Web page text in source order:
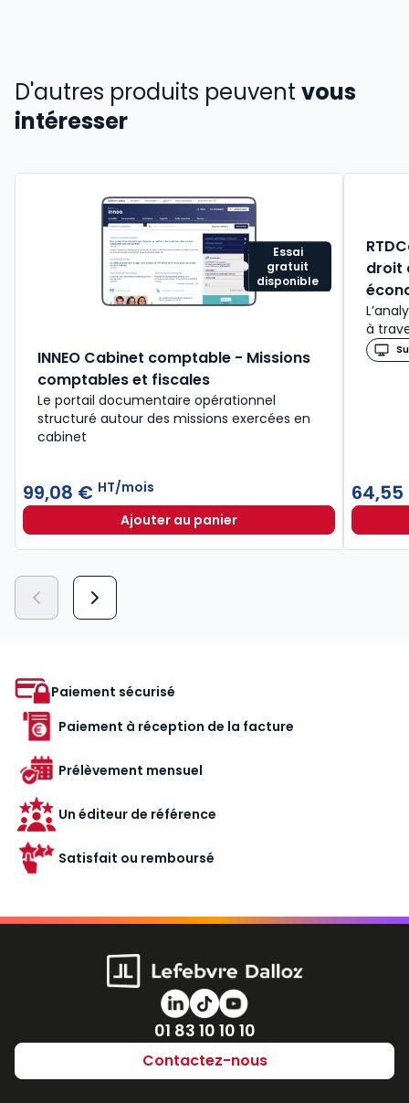
D'autres produits peuvent vous
intéresser
Essai
gratuit
disponible
INNEO Cabinet comptable - Missions
comptables et fiscales
Le portail documentaire opérationnel
structuré autour des missions exercées en
cabinet
99,08 € HT/mois
Ajouter au panierINNEO Cabinet comptable -
droit
à
Paiement sécurisé
Paiement à réception de la facture
Prélèvement mensuel
Un éditeur de référence
Satisfait ou remboursé
Numéro de téléphone
01 83 10 10 10
Contactez-nous